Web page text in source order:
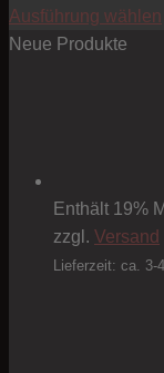
Ausführung wählen
Dieses
auf.
Optionen
können
Neue Produkte
Enthält 19%
zzgl. Versand
Lieferzeit: ca. 3-